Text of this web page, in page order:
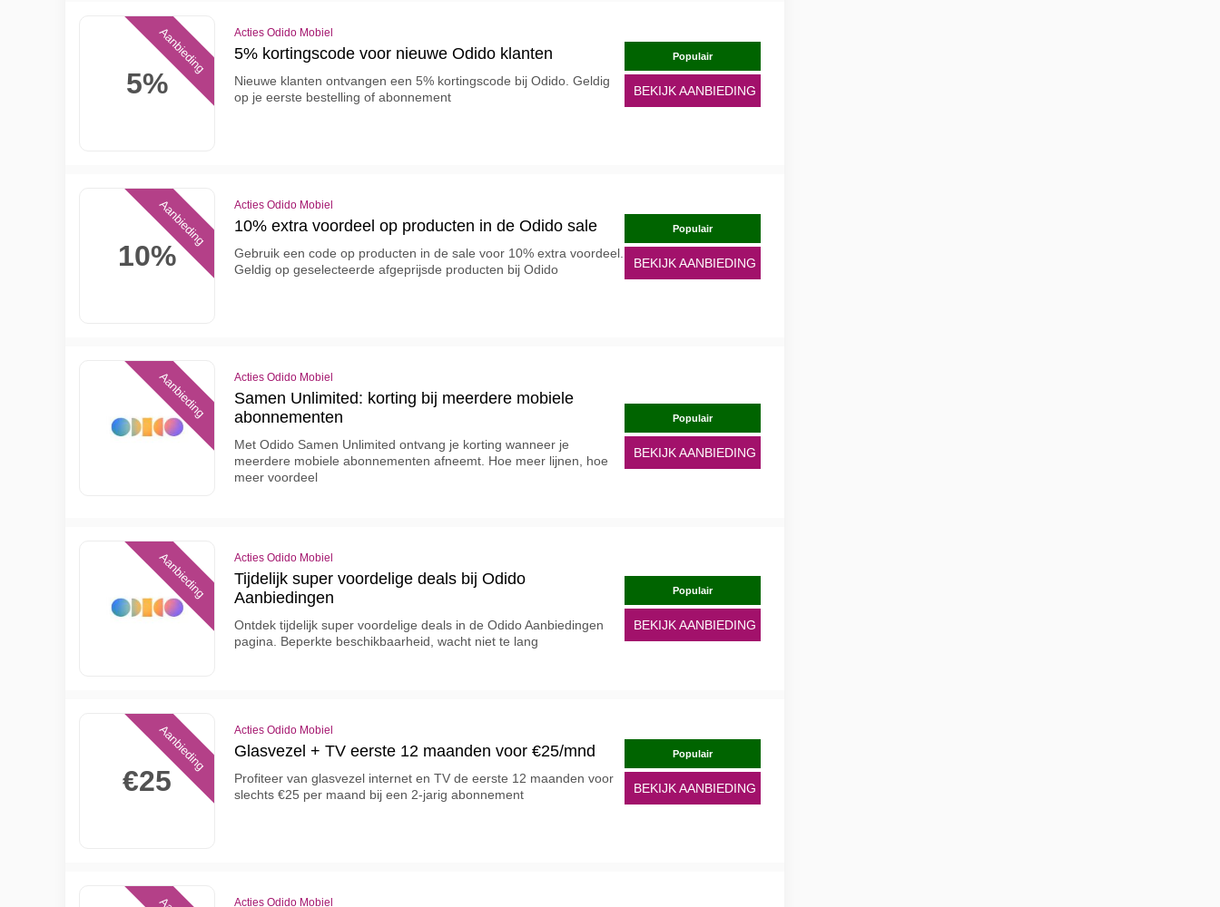
5%
Aanbieding Acties Odido Mobiel
5% kortingscode voor nieuwe Odido klanten
Nieuwe klanten ontvangen een 5% kortingscode bij Odido. Geldig
op je eerste bestelling of abonnement
Populair
BEKIJK AANBIEDING
10%
Aanbieding Acties Odido Mobiel
10% extra voordeel op producten in de Odido sale
Gebruik een code op producten in de sale voor 10% extra voordeel.
Geldig op geselecteerde afgeprijsde producten bij Odido
Populair
BEKIJK AANBIEDING
Aanbieding Acties Odido Mobiel
Samen Unlimited: korting bij meerdere mobiele
abonnementen
Met Odido Samen Unlimited ontvang je korting wanneer je
meerdere mobiele abonnementen afneemt. Hoe meer lijnen, hoe
meer voordeel
Populair
BEKIJK AANBIEDING
Aanbieding Acties Odido Mobiel
Tijdelijk super voordelige deals bij Odido
Aanbiedingen
Ontdek tijdelijk super voordelige deals in de Odido Aanbiedingen
pagina. Beperkte beschikbaarheid, wacht niet te lang
Populair
BEKIJK AANBIEDING
€25
Aanbieding Acties Odido Mobiel
Glasvezel + TV eerste 12 maanden voor €25/mnd
Profiteer van glasvezel internet en TV de eerste 12 maanden voor
slechts €25 per maand bij een 2-jarig abonnement
Populair
BEKIJK AANBIEDING
Acties Odido Mobiel